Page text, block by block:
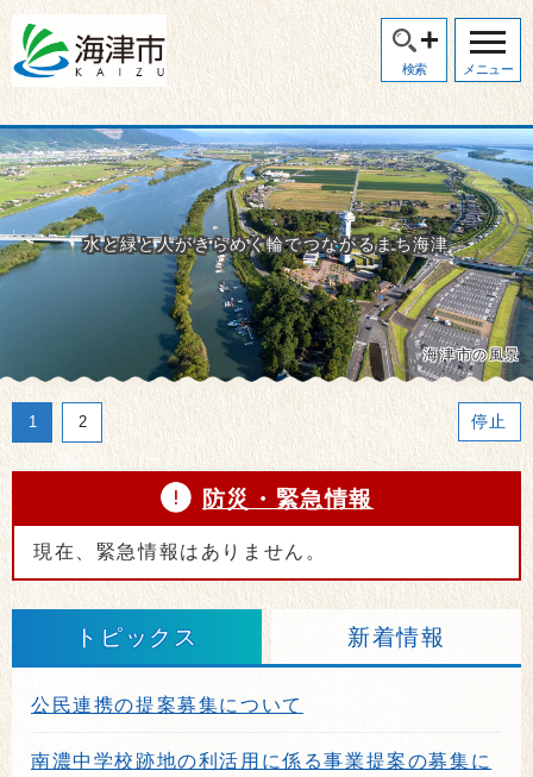
検索 メニュー
海津市の風景
水と緑と人がきらめく輪でつながるまち海津
1
1 2
2 再生
停止
防災・緊急情報
現在、緊急情報はありません。
トピックス 新着情報
公民連携の提案募集について
南濃中学校跡地の利活用に係る事業提案の募集に